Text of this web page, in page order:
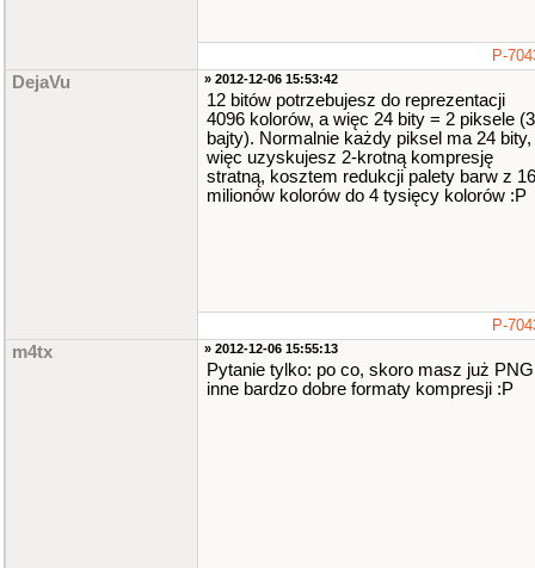
P-
DejaVu » 2012-12-06 15:53:42
12 bitów potrzebujesz do reprezentacji
4096 kolorów, a więc 24 bity = 2 piksele (3
bajty). Normalnie każdy piksel ma 24 bity,
więc uzyskujesz 2-krotną kompresję
stratną, kosztem redukcji palety barw z 16
milionów kolorów do 4 tysięcy kolorów :P
P-
m4tx » 2012-12-06 15:55:13
Pytanie tylko: po co, skoro masz już
inne bardzo dobre formaty kompresji :P